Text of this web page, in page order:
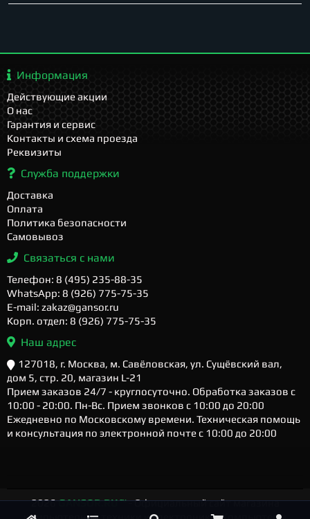
Информация
Действующие акции
О нас
Гарантия и сервис
Контакты и схема проезда
Реквизиты
Служба поддержки
Доставка
Оплата
Политика безопасности
Самовывоз
Связаться с нами
Телефон: 8 (495) 235-88-35
WhatsApp: 8 (926) 775-75-35
E-mail: zakaz@gansor.ru
Корп. отдел: 8 (926) 775-75-35
Наш адрес
127018, г. Москва, м. Савёловская, ул. Сущёвский вал,
дом 5, стр. 20, магазин L-21
Прием заказов 24/7 - круглосуточно. Обработка заказов с
10:00 - 20:00. Пн-Вс. Прием звонков с 10:00 до 20:00
Ежедневно по Московскому времени. Техническая помощь
и консультация по электронной почте с 10:00 до 20:00
2026GANSOR.RU ™- Официальный сайт магазина
компьютерной техники и электроники. Компьютеры